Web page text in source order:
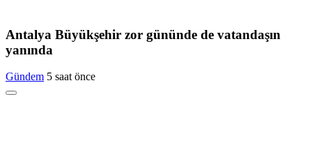
Antalya Büyükşehir zor gününde de vatandaşın
yanında
Gündem 5 saat önce